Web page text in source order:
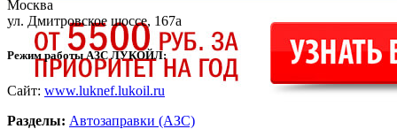
Москва
ул. Дмитровское шоссе, 167а
Режим работы АЗС ЛУКОЙЛ:
Сайт: www.luknef.lukoil.ru
Разделы: Автозаправки (АЗС)